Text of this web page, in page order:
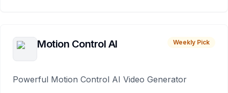
Motion Control AI Weekly Pick
Powerful Motion Control AI Video Generator